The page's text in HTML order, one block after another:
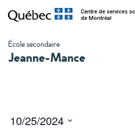
Centre de services
de Montréal
École secondaire
Jeanne-Mance
10/25/2024